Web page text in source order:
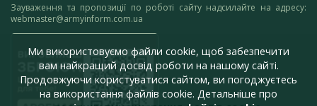
Зауваження та пропозиції по роботі сайту надсилайте на адресу:
webmaster@armyinform.com.ua
Ми використовуємо файли cookie, щоб забезпечити
вам найкращий досвід роботи на нашому сайті.
Продовжуючи користуватися сайтом, ви погоджуєтесь
на використання файлів cookie. Детальніше про